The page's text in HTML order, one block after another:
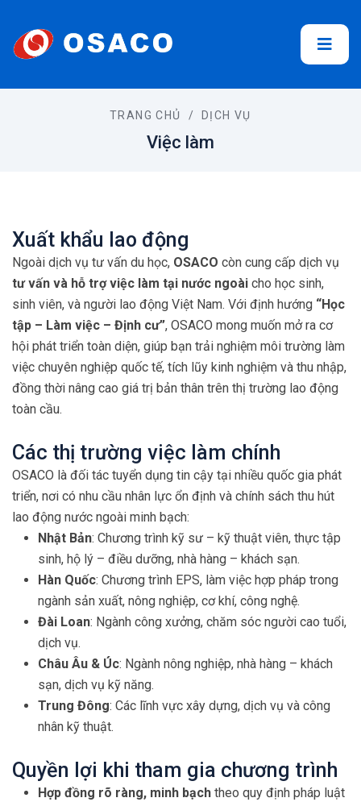
TRANG CHỦ / DỊCH VỤ
Việc làm
Xuất khẩu lao động
Ngoài dịch vụ tư vấn du học, OSACO còn cung cấp dịch vụ
tư vấn và hỗ trợ việc làm tại nước ngoài cho học sinh,
sinh viên, và người lao động Việt Nam. Với định hướng “Học
tập – Làm việc – Định cư”, OSACO mong muốn mở ra cơ
hội phát triển toàn diện, giúp bạn trải nghiệm môi trường làm
việc chuyên nghiệp quốc tế, tích lũy kinh nghiệm và thu nhập,
đồng thời nâng cao giá trị bản thân trên thị trường lao động
toàn cầu.
Các thị trường việc làm chính
OSACO là đối tác tuyển dụng tin cậy tại nhiều quốc gia phát
triển, nơi có nhu cầu nhân lực ổn định và chính sách thu hút
lao động nước ngoài minh bạch:
Nhật Bản: Chương trình kỹ sư – kỹ thuật viên, thực tập
sinh, hộ lý – điều dưỡng, nhà hàng – khách sạn.
Hàn Quốc: Chương trình EPS, làm việc hợp pháp trong
ngành sản xuất, nông nghiệp, cơ khí, công nghệ.
Đài Loan: Ngành công xưởng, chăm sóc người cao tuổi,
dịch vụ.
Châu Âu & Úc: Ngành nông nghiệp, nhà hàng – khách
sạn, dịch vụ kỹ năng.
Trung Đông: Các lĩnh vực xây dựng, dịch vụ và công
nhân kỹ thuật.
Quyền lợi khi tham gia chương trình
Hợp đồng rõ ràng, minh bạch theo quy định pháp luật